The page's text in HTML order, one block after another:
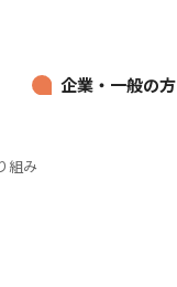
企業・一般の方
組み